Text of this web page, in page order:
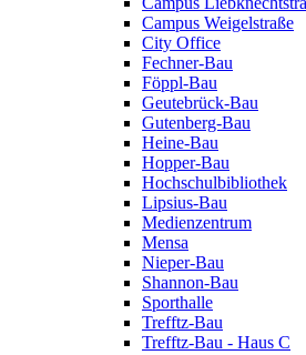
Campus Weigelstraße
City Office
Fechner-Bau
Föppl-Bau
Geutebrück-Bau
Gutenberg-Bau
Heine-Bau
Hopper-Bau
Hochschulbibliothek
Lipsius-Bau
Medienzentrum
Mensa
Nieper-Bau
Shannon-Bau
Sporthalle
Trefftz-Bau
Trefftz-Bau - Haus C